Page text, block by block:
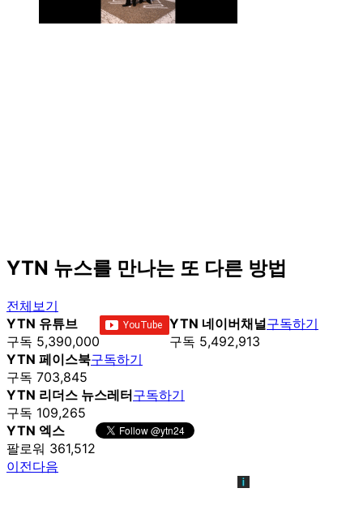
YTN 뉴스를 만나는 또 다른 방법
전체보기
YTN 유튜브
구독 5,390,000
YTN 네이버채널
구독 5,492,913
구독하기
YTN 페이스북
구독 703,845
구독하기
YTN 리더스 뉴스레터
구독 109,265
구독하기
YTN 엑스
팔로워 361,512
이전다음